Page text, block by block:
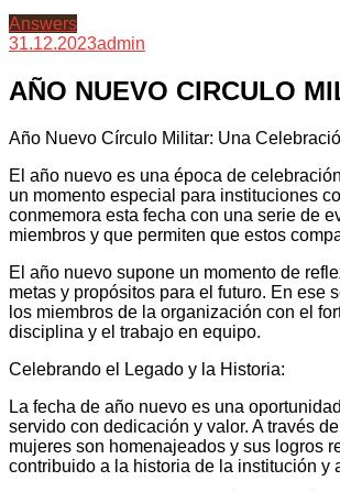
Answers
31.12.2023admin
AÑO NUEVO CIRCULO
Año Nuevo Círculo Militar: Una
El año nuevo es una época de
un momento especial para instituciones
conmemora esta fecha con una serie de
miembros y que permiten que estos
El año nuevo supone un momento de
metas y propósitos para el futuro. En
los miembros de la organización con el
disciplina y el trabajo en equipo.
Celebrando el Legado y la Historia:
La fecha de año nuevo es una
servido con dedicación y valor. A través
mujeres son homenajeados y sus logros
contribuido a la historia de la institución y